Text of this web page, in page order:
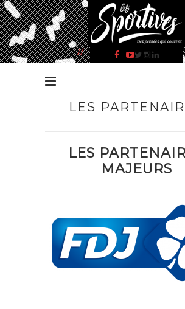
LES
LES
MAJEURS